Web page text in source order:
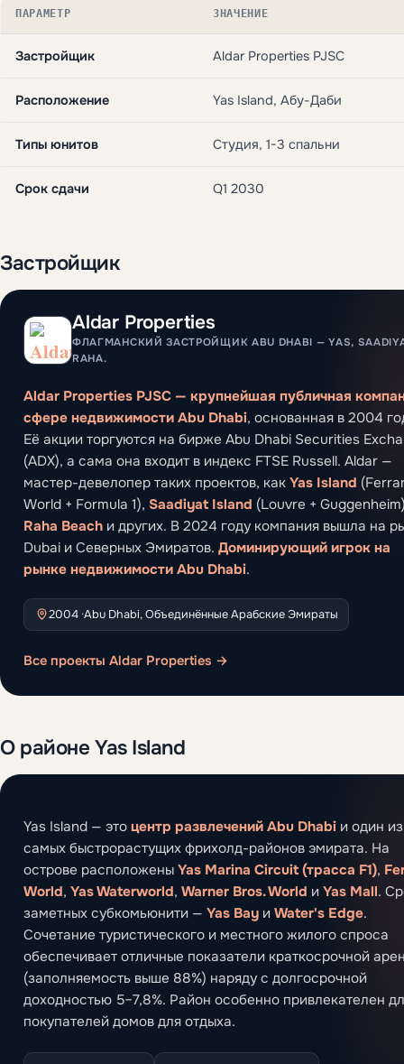
ПАРАМЕТР ЗНАЧЕНИЕ
Застройщик Aldar Properties PJSC
Расположение Yas Island, Абу-Даби
Типы юнитов Студия, 1-3 спальни
Срок сдачи Q1 2030
Застройщик
Aldar Properties
ФЛАГМАНСКИЙ ЗАСТРОЙЩИК ABU DHABI — YAS,
RAHA.
Aldar Properties PJSC — крупнейшая публичная
сфере недвижимости Abu Dhabi, основанная в 2004
Её акции торгуются на бирже Abu Dhabi Securities
(ADX), а сама она входит в индекс FTSE Russell. Aldar —
мастер-девелопер таких проектов, как Yas Island
World + Formula 1), Saadiyat Island (Louvre +
Raha Beach и других. В 2024 году компания вышла на
Dubai и Северных Эмиратов. Доминирующий игрок на
рынке недвижимости Abu Dhabi.
2004 ·Abu Dhabi, Объединённые Арабские Эмираты
Все проекты Aldar Properties →
О районе Yas Island
Yas Island — это центр развлечений Abu Dhabi и один из
самых быстрорастущих фрихолд-районов эмирата. На
острове расположены Yas Marina Circuit (трасса F1),
World, Yas Waterworld, Warner Bros. World и Yas Mall.
заметных субкомьюнити — Yas Bay и Water's Edge.
Сочетание туристического и местного жилого спроса
обеспечивает отличные показатели краткосрочной
(заполняемость выше 88%) наряду с долгосрочной
доходностью 5–7,8%. Район особенно привлекателен
покупателей домов для отдыха.